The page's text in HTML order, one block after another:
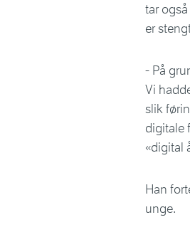
tar
er
- På
Vi
slik
digitale
«digital
Han
unge.